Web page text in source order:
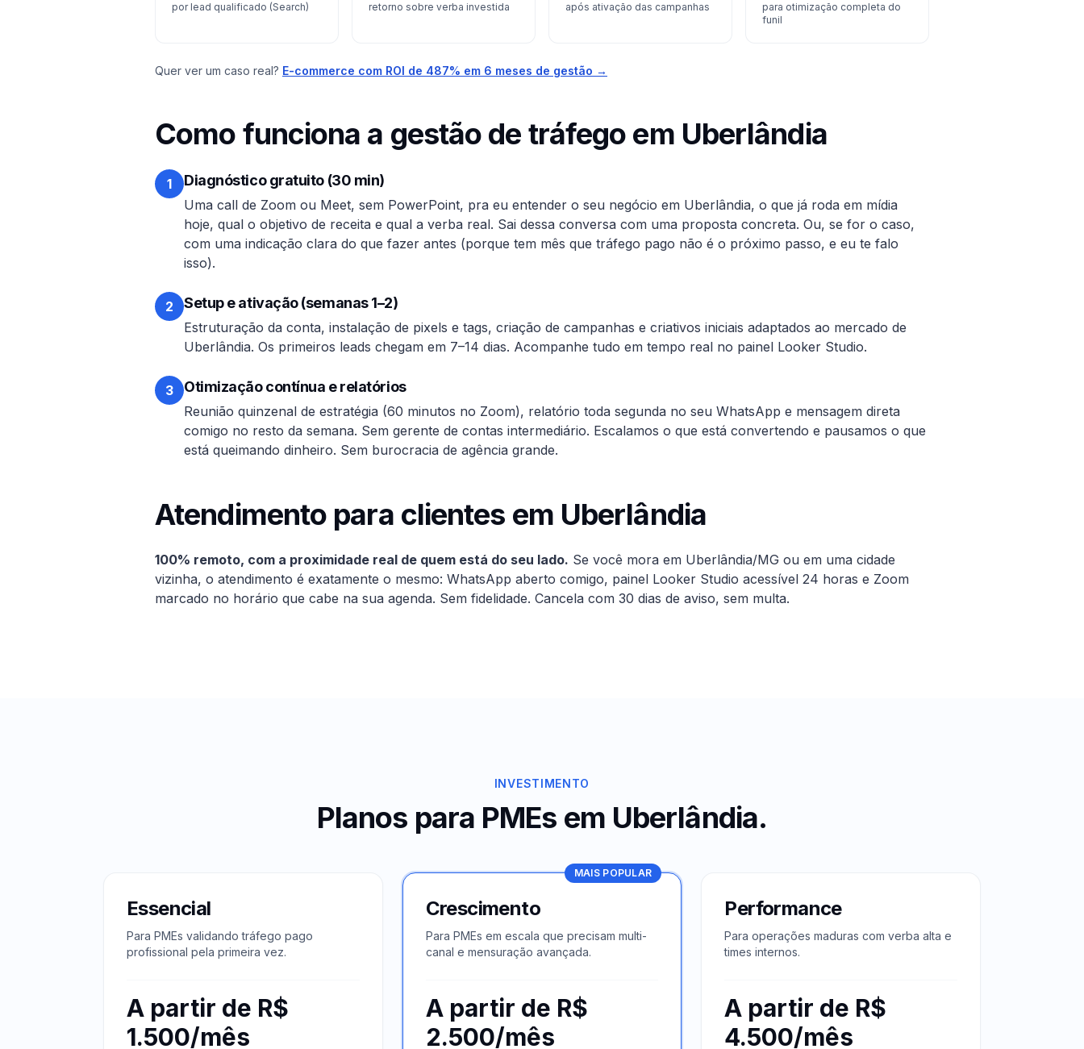
por lead qualificado (Search) retorno sobre verba investida após ativação das campanhas
para otimização completa do
funil
Quer ver um caso real? E-commerce com ROI de 487% em 6 meses de gestão →
Como funciona a gestão de tráfego em Uberlândia
1 Diagnóstico gratuito (30 min)
Uma call de Zoom ou Meet, sem PowerPoint, pra eu entender o seu negócio em Uberlândia, o que já roda em mídia
hoje, qual o objetivo de receita e qual a verba real. Sai dessa conversa com uma proposta concreta. Ou, se for o caso,
com uma indicação clara do que fazer antes (porque tem mês que tráfego pago não é o próximo passo, e eu te falo
isso).
2 Setup e ativação (semanas 1–2)
Estruturação da conta, instalação de pixels e tags, criação de campanhas e criativos iniciais adaptados ao mercado de
Uberlândia. Os primeiros leads chegam em 7–14 dias. Acompanhe tudo em tempo real no painel Looker Studio.
3 Otimização contínua e relatórios
Reunião quinzenal de estratégia (60 minutos no Zoom), relatório toda segunda no seu WhatsApp e mensagem direta
comigo no resto da semana. Sem gerente de contas intermediário. Escalamos o que está convertendo e pausamos o que
está queimando dinheiro. Sem burocracia de agência grande.
Atendimento para clientes em Uberlândia
100% remoto, com a proximidade real de quem está do seu lado. Se você mora em Uberlândia/MG ou em uma cidade
vizinha, o atendimento é exatamente o mesmo: WhatsApp aberto comigo, painel Looker Studio acessível 24 horas e Zoom
marcado no horário que cabe na sua agenda. Sem fidelidade. Cancela com 30 dias de aviso, sem multa.
INVESTIMENTO
Planos para PMEs em Uberlândia.
Essencial
Para PMEs validando tráfego pago
profissional pela primeira vez.
A partir de R$
1.500/mês
MAIS POPULAR
Crescimento
Para PMEs em escala que precisam multi-
canal e mensuração avançada.
A partir de R$
2.500/mês
Performance
Para operações maduras com verba alta e
times internos.
A partir de R$
4.500/mês